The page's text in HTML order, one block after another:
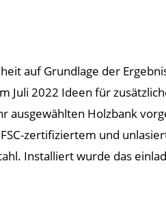
auf Grundlage der
2022 Ideen für
Holzbank
zertifiziertem und
Installiert wurde das